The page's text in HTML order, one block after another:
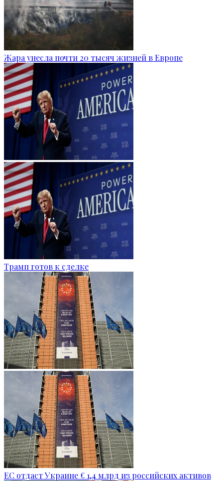
Жара унесла почти 20 тысяч жизней в Европе
Трамп готов к сделке
ЕС отдаст Украине € 1,4 млрд из российских активов